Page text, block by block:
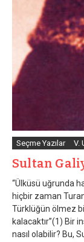
Seçme Yazılar V.
Sultan
“Ülküsü uğrunda
hiçbir zaman
Türklüğün ölmez
kalacaktır”(1) Bir
nasıl olabilir? Bu,